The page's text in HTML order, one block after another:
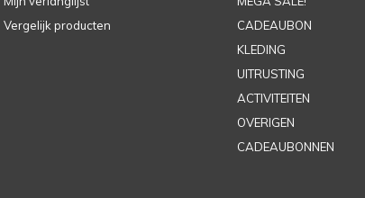
Vergelijk producten
CADEAUBON
KLEDING
UITRUSTING
ACTIVITEITEN
OVERIGEN
CADEAUBONNEN